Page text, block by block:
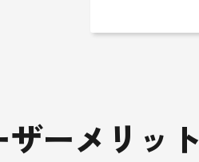
ザーメリット